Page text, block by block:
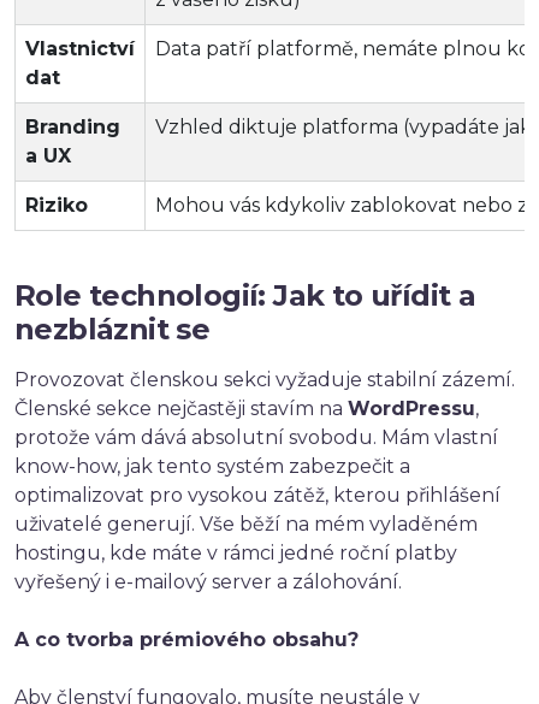
Vlastnictví
dat
Data patří platformě, nemáte plnou
Branding
a UX
Vzhled diktuje platforma (vypadáte
Riziko Mohou vás kdykoliv zablokovat nebo
Role technologií: Jak to uřídit a
nezbláznit se
Provozovat členskou sekci vyžaduje stabilní zázemí.
Členské sekce nejčastěji stavím na WordPressu,
protože vám dává absolutní svobodu. Mám vlastní
know-how, jak tento systém zabezpečit a
optimalizovat pro vysokou zátěž, kterou přihlášení
uživatelé generují. Vše běží na mém vyladěném
hostingu, kde máte v rámci jedné roční platby
vyřešený i e-mailový server a zálohování.
A co tvorba prémiového obsahu?
Aby členství fungovalo, musíte neustále v